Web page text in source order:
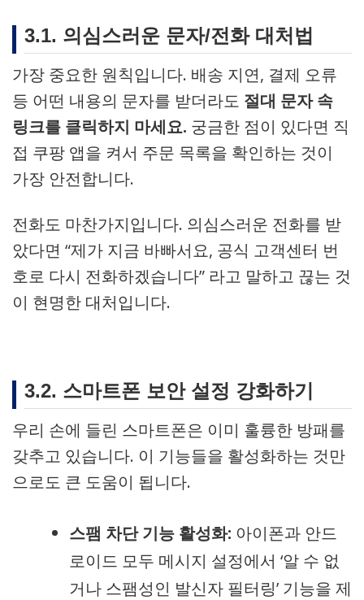
3.1. 의심스러운 문자/전화 대처법
가장 중요한 원칙입니다. 배송 지연, 결제 오류
등 어떤 내용의 문자를 받더라도 절대 문자 속
링크를 클릭하지 마세요. 궁금한 점이 있다면 직
접 쿠팡 앱을 켜서 주문 목록을 확인하는 것이
가장 안전합니다.
전화도 마찬가지입니다. 의심스러운 전화를 받
았다면 “제가 지금 바빠서요, 공식 고객센터 번
호로 다시 전화하겠습니다” 라고 말하고 끊는 것
이 현명한 대처입니다.
3.2. 스마트폰 보안 설정 강화하기
우리 손에 들린 스마트폰은 이미 훌륭한 방패를
갖추고 있습니다. 이 기능들을 활성화하는 것만
으로도 큰 도움이 됩니다.
스팸 차단 기능 활성화: 아이폰과 안드
로이드 모두 메시지 설정에서 ‘알 수 없
거나 스팸성인 발신자 필터링’ 기능을 제